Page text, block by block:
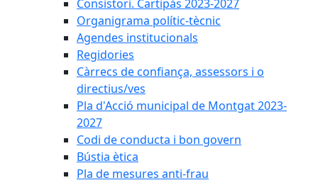
Consistori. Cartipàs 2023-2027
Organigrama polític-tècnic
Agendes institucionals
Regidories
Càrrecs de confiança, assessors i o
directius/ves
Pla d'Acció municipal de Montgat 2023-
2027
Codi de conducta i bon govern
Bústia ètica
Pla de mesures anti-frau